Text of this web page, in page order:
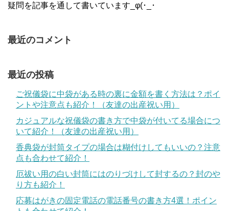
疑問を記事を通して書いています_φ(･_･
最近のコメント
最近の投稿
ご祝儀袋に中袋がある時の裏に金額を書く方法は？ポイ
ントや注意点も紹介！（友達の出産祝い用）
カジュアルな祝儀袋の書き方で中袋が付いてる場合につ
いて紹介！（友達の出産祝い用）
香典袋が封筒タイプの場合は糊付けしてもいいの？注意
点も合わせて紹介！
厄祓い用の白い封筒にはのりづけして封するの？封のや
り方も紹介！
応募はがきの固定電話の電話番号の書き方4選！ポイン